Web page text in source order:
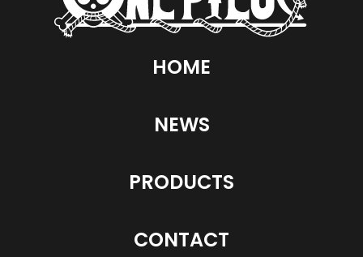
HOME
NEWS
PRODUCTS
CONTACT